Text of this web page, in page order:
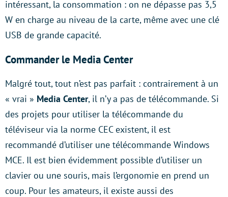
intéressant, la consommation : on ne dépasse pas 3,5
W en charge au niveau de la carte, même avec une clé
USB de grande capacité.
Commander le Media Center
Malgré tout, tout n’est pas parfait : contrairement à un
« vrai » Media Center, il n’y a pas de télécommande. Si
des projets pour utiliser la télécommande du
téléviseur via la norme CEC existent, il est
recommandé d’utiliser une télécommande Windows
MCE. Il est bien évidemment possible d’utiliser un
clavier ou une souris, mais l’ergonomie en prend un
coup. Pour les amateurs, il existe aussi des